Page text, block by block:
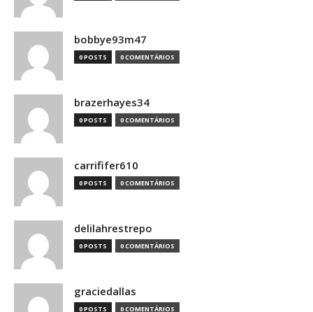
bobbye93m47
0 POSTS 0 COMENTÁRIOS
brazerhayes34
0 POSTS 0 COMENTÁRIOS
carrififer610
0 POSTS 0 COMENTÁRIOS
delilahrestrepo
0 POSTS 0 COMENTÁRIOS
graciedallas
0 POSTS 0 COMENTÁRIOS